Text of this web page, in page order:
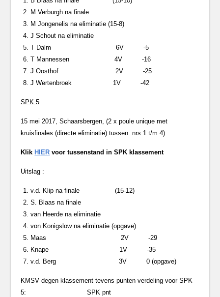
M Verburgh na finale
M Jongenelis na eliminatie (15-8)
J Schout na eliminatie
T Dalm 6V -5
T Mannessen 4V -16
J Oosthof 2V -25
J Wertenbroek 1V -42
SPK 5
15 mei 2017, Schaarsbergen, (2 x poule unique met
kruisfinales (directe eliminatie) tussen nrs 1 t/m 4)
Klik HIER voor tussenstand in SPK klassement
Uitslag :
v.d. Klip na finale (15-12)
S. Blaas na finale
van Heerde na eliminatie
von Konigslow na eliminatie (opgave)
Maas 2V -29
Knape 1V -35
v.d. Berg 3V 0 (opgave)
KMSV degen klassement tevens punten verdeling voor SPK
5: SPK pnt